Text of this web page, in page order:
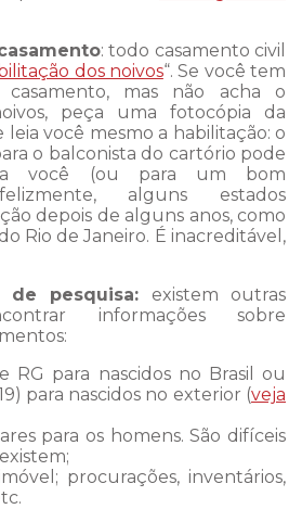
: todo casamento civil
dos noivos“. Se você tem
mas não acha o
peça uma fotocópia da
leia você mesmo a habilitação: o
o balconista do cartório pode
você (ou para um bom
alguns estados
depois de alguns anos, como
Rio de Janeiro. É inacreditável,
de pesquisa: existem outras
informações sobre
RG para nascidos no Brasil ou
para nascidos no exterior (veja
para os homens. São difíceis
procurações, inventários,